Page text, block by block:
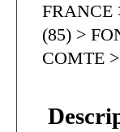
FRANCE
(85) >
COMTE